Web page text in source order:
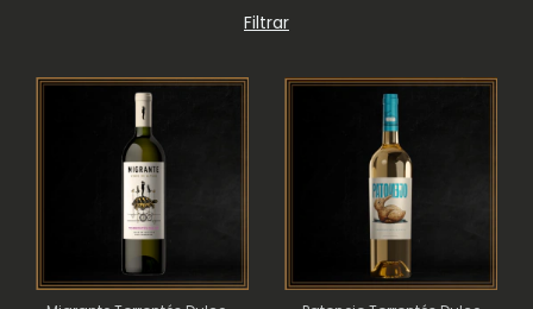
Filtrar